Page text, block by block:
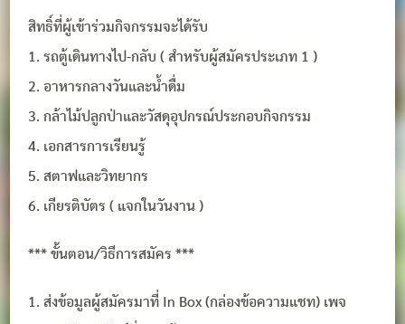
สิทธิ์ที่ผู้เข้าร่วมกิจกรรมจะได้รับ
1. รถตู้เดินทางไป-กลับ ( สำหรับผู้สมัครประเภท 1 )
2. อาหารกลางวันและน้ำดื่ม
3. กล้าไม้ปลูกป่าและวัสดุอุปกรณ์ประกอบกิจกรรม
4. เอกสารการเรียนรู้
5. สตาฟและวิทยากร
6. เกียรติบัตร ( แจกในวันงาน )
*** ขั้นตอน/วิธีการสมัคร ***
1. ส่งข้อมูลผู้สมัครมาที่ In Box (กล่องข้อความแชท) เพจ